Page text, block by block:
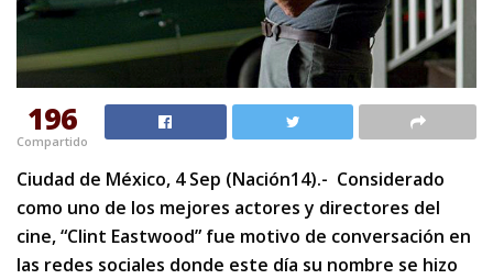
196
Compartido
Ciudad de México, 4 Sep (Nación14).- Considerado
como uno de los mejores actores y directores del
cine, “Clint Eastwood” fue motivo de conversación en
las redes sociales donde este día su nombre se hizo